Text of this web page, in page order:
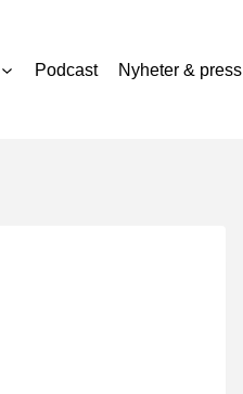
Podcast Nyheter & press